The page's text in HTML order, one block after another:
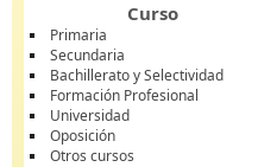
Curso
Primaria
Secundaria
Bachillerato y Selectividad
Formación Profesional
Universidad
Oposición
Otros cursos